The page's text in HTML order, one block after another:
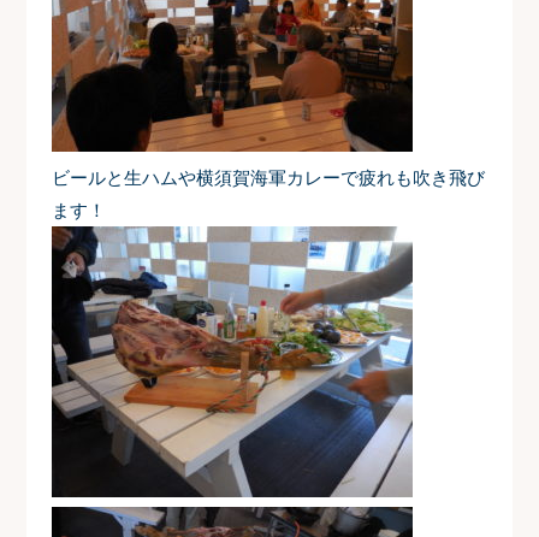
ビールと生ハムや横須賀海軍カレーで疲れも吹き飛び
ます！